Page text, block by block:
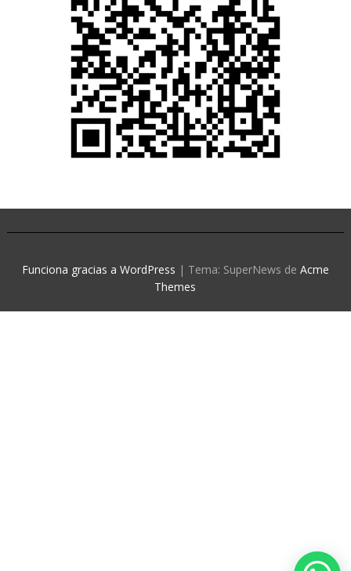
Funciona gracias a WordPress | Tema: SuperNews de Acme
Themes